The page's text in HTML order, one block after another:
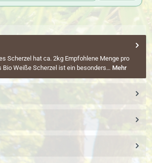
Scherzel hat ca. 2kg Empfohlene Menge pro
Bio Weiße Scherzel ist ein besonders… Mehr